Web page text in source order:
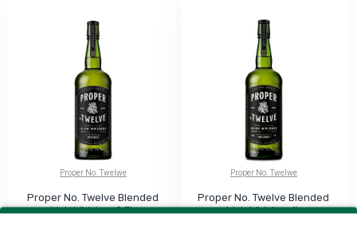
Proper No. Twelwe
Proper No. Twelve Blended
Irish Whiskey 0.7L
Proper No. Twelwe
Proper No. Twelve Blended
Irish Whiskey 1L